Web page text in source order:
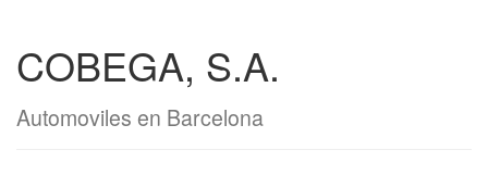
COBEGA, S.A.
Automoviles en Barcelona